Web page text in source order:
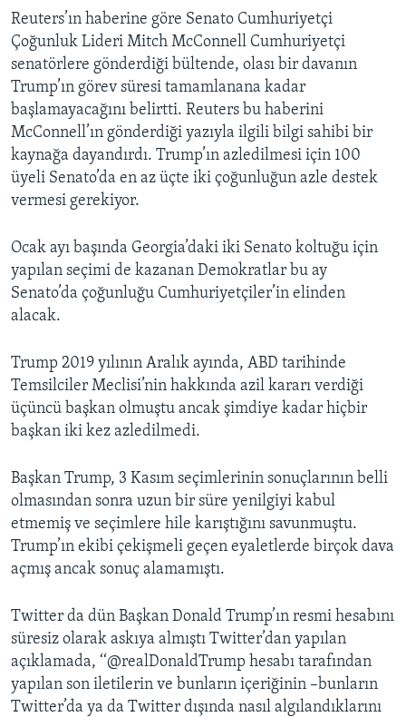
Reuters’ın haberine göre Senato Cumhuriyetçi
Çoğunluk Lideri Mitch McConnell Cumhuriyetçi
senatörlere gönderdiği bültende, olası bir davanın
Trump’ın görev süresi tamamlanana kadar
başlamayacağını belirtti. Reuters bu haberini
McConnell’ın gönderdiği yazıyla ilgili bilgi sahibi bir
kaynağa dayandırdı. Trump’ın azledilmesi için 100
üyeli Senato’da en az üçte iki çoğunluğun azle destek
vermesi gerekiyor.
Ocak ayı başında Georgia’daki iki Senato koltuğu için
yapılan seçimi de kazanan Demokratlar bu ay
Senato’da çoğunluğu Cumhuriyetçiler’in elinden
alacak.
Trump 2019 yılının Aralık ayında, ABD tarihinde
Temsilciler Meclisi’nin hakkında azil kararı verdiği
üçüncü başkan olmuştu ancak şimdiye kadar hiçbir
başkan iki kez azledilmedi.
Başkan Trump, 3 Kasım seçimlerinin sonuçlarının belli
olmasından sonra uzun bir süre yenilgiyi kabul
etmemiş ve seçimlere hile karıştığını savunmuştu.
Trump’ın ekibi çekişmeli geçen eyaletlerde birçok dava
açmış ancak sonuç alamamıştı.
Twitter da dün Başkan Donald Trump’ın resmi hesabını
süresiz olarak askıya almıştı Twitter’dan yapılan
açıklamada, ‘‘@realDonaldTrump hesabı tarafından
yapılan son iletilerin ve bunların içeriğinin –bunların
Twitter’da ya da Twitter dışında nasıl algılandıklarını